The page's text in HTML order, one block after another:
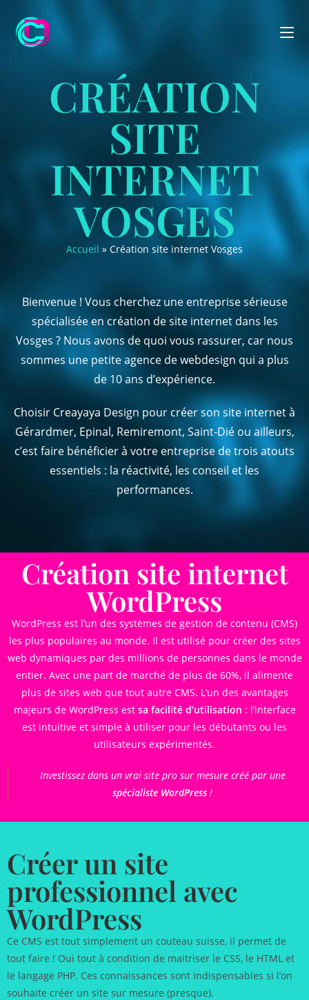
CRÉATION
SITE
INTERNET
VOSGES
Accueil » Création site internet Vosges
Bienvenue ! Vous cherchez une entreprise sérieuse
spécialisée en création de site internet dans les
Vosges ? Nous avons de quoi vous rassurer, car nous
sommes une petite agence de webdesign qui a plus
de 10 ans d’expérience.
Choisir Creayaya Design pour créer son site internet à
Gérardmer, Epinal, Remiremont, Saint-Dié ou ailleurs,
c’est faire bénéficier à votre entreprise de trois atouts
essentiels : la réactivité, les conseil et les
performances.
Création site internet
WordPress
WordPress est l’un des systèmes de gestion de contenu (CMS)
les plus populaires au monde. Il est utilisé pour créer des sites
web dynamiques par des millions de personnes dans le monde
entier. Avec une part de marché de plus de 60%, il alimente
plus de sites web que tout autre CMS. L’un des avantages
majeurs de WordPress est sa facilité d’utilisation : l’interface
est intuitive et simple à utiliser pour les débutants ou les
utilisateurs expérimentés.
Investissez dans un vrai site pro sur mesure créé par une
spécialiste WordPress !
Créer un site
professionnel avec
WordPress
Ce CMS est tout simplement un couteau suisse, il permet de
tout faire ! Oui tout à condition de maitriser le CSS, le HTML et
le langage PHP. Ces connaissances sont indispensables si l’on
souhaite créer un site sur mesure (presque).